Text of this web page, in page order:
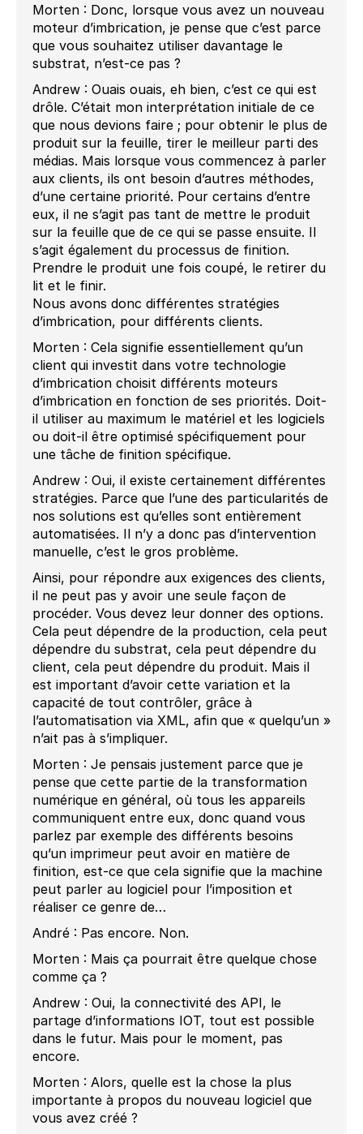
Morten : Donc, lorsque vous avez un nouveau
moteur d’imbrication, je pense que c’est parce
que vous souhaitez utiliser davantage le
substrat, n’est-ce pas ?
Andrew : Ouais ouais, eh bien, c’est ce qui est
drôle. C’était mon interprétation initiale de ce
que nous devions faire ; pour obtenir le plus de
produit sur la feuille, tirer le meilleur parti des
médias. Mais lorsque vous commencez à parler
aux clients, ils ont besoin d’autres méthodes,
d’une certaine priorité. Pour certains d’entre
eux, il ne s’agit pas tant de mettre le produit
sur la feuille que de ce qui se passe ensuite. Il
s’agit également du processus de finition.
Prendre le produit une fois coupé, le retirer du
lit et le finir.
Nous avons donc différentes stratégies
d’imbrication, pour différents clients.
Morten : Cela signifie essentiellement qu’un
client qui investit dans votre technologie
d’imbrication choisit différents moteurs
d’imbrication en fonction de ses priorités. Doit-
il utiliser au maximum le matériel et les logiciels
ou doit-il être optimisé spécifiquement pour
une tâche de finition spécifique.
Andrew : Oui, il existe certainement différentes
stratégies. Parce que l’une des particularités de
nos solutions est qu’elles sont entièrement
automatisées. Il n’y a donc pas d’intervention
manuelle, c’est le gros problème.
Ainsi, pour répondre aux exigences des clients,
il ne peut pas y avoir une seule façon de
procéder. Vous devez leur donner des options.
Cela peut dépendre de la production, cela peut
dépendre du substrat, cela peut dépendre du
client, cela peut dépendre du produit. Mais il
est important d’avoir cette variation et la
capacité de tout contrôler, grâce à
l’automatisation via XML, afin que « quelqu’un »
n’ait pas à s’impliquer.
Morten : Je pensais justement parce que je
pense que cette partie de la transformation
numérique en général, où tous les appareils
communiquent entre eux, donc quand vous
parlez par exemple des différents besoins
qu’un imprimeur peut avoir en matière de
finition, est-ce que cela signifie que la machine
peut parler au logiciel pour l’imposition et
réaliser ce genre de…
André : Pas encore. Non.
Morten : Mais ça pourrait être quelque chose
comme ça ?
Andrew : Oui, la connectivité des API, le
partage d’informations IOT, tout est possible
dans le futur. Mais pour le moment, pas
encore.
Morten : Alors, quelle est la chose la plus
importante à propos du nouveau logiciel que
vous avez créé ?